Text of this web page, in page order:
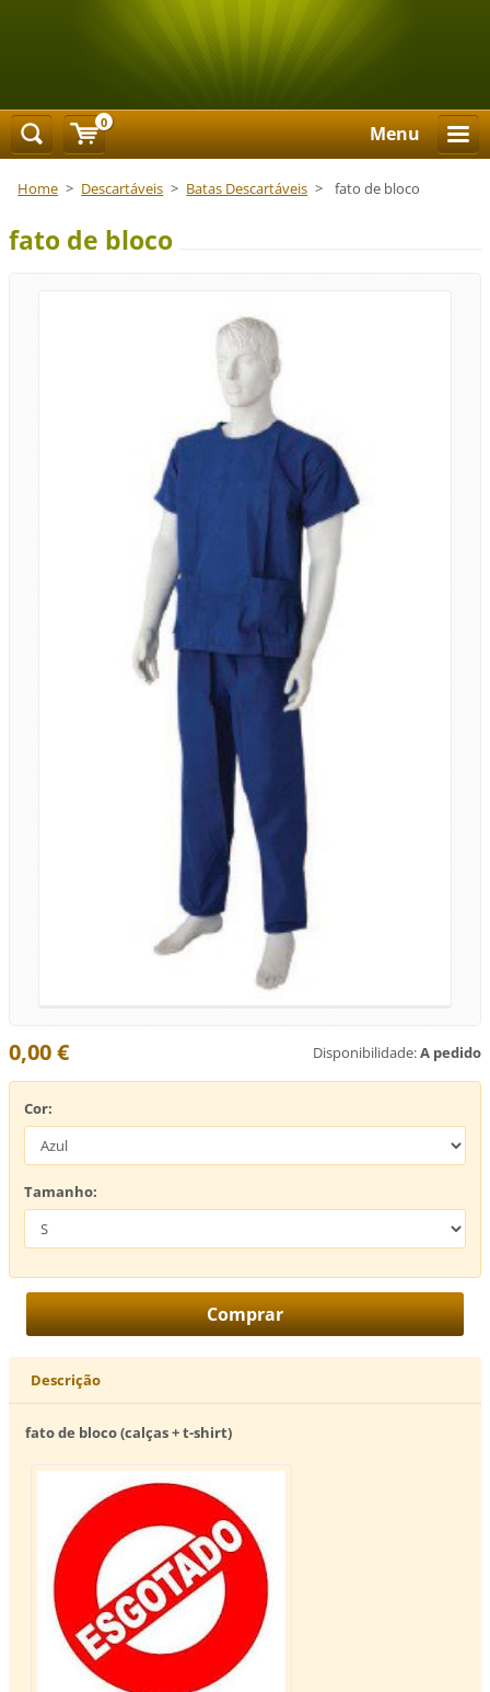
Menu
Home > Descartáveis > Batas Descartáveis > fato de bloco
fato de bloco
Disponibilidade:A pedido
0,00 €
Cor:
Tamanho:
Descrição
fato de bloco (calças + t-shirt)
0